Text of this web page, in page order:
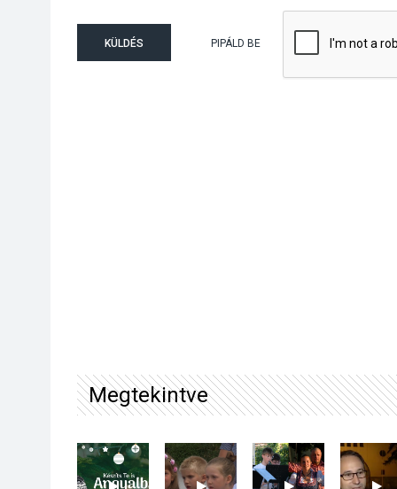
KÜLDÉS PIPÁLD BE
Megtekintve